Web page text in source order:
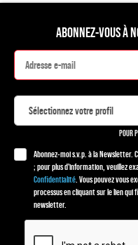
ABONNEZ-VOUS À
POUR
Abonnez-moi s.v.p. à la
; pour plus d'information, veuillez
Confidentialité. Vous pouvez vous
processus en cliquant sur le lien qui
newsletter.